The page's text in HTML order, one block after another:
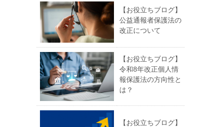
【お役立ちブログ】
公益通報者保護法の
改正について
【お役立ちブログ】
令和8年改正個人情
報保護法の方向性と
は？
【お役立ちブログ】